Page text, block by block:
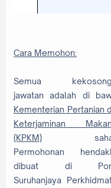
Cara Memohon:
Semua
jawatan adalah di
Kementerian Pertanian
Keterjaminan
(KPKM)
Permohonan
dibuat di
Suruhanjaya